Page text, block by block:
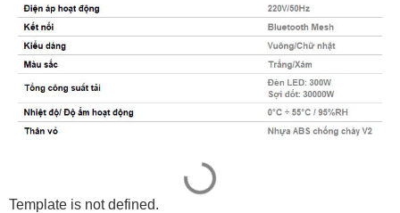
Template is not defined.